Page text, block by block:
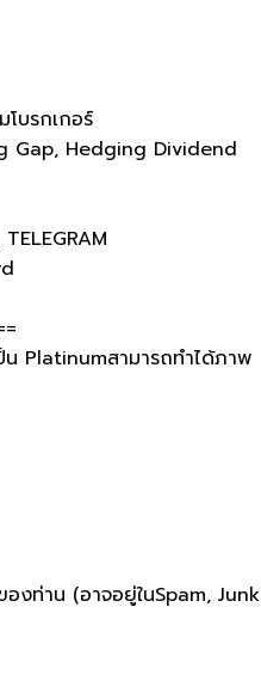
บรกเกอร์
Gap, Hedging Dividend
Platinum​สามารถทำได้ภาพ
งท่าน (อาจอยู่ในSpam, Junk